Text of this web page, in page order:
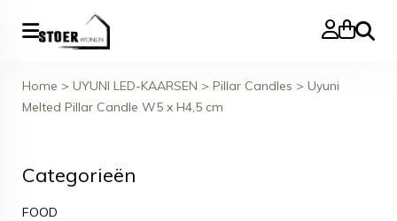
Zoeken
Home > UYUNI LED-KAARSEN > Pillar Candles > Uyuni
Melted Pillar Candle W5 x H4,5 cm
Categorieën
FOOD